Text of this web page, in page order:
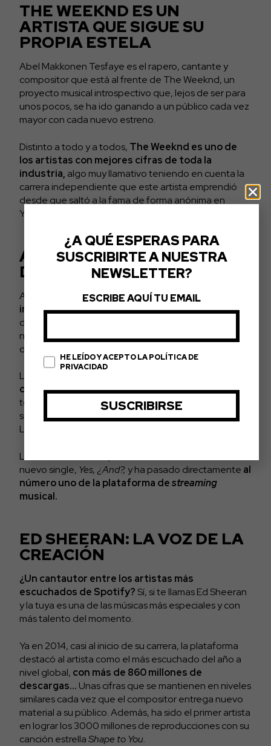
THE WEEKND ES UN
ARTISTA QUE SIGUE SU
PROPIA ESTELA
Abel Makkonen Tesfaye es el rapero, cantante y
compositor que está al frente de The Weeknd, un
proyecto musical introspectivo que, lejos de ser para
unos pocos, se ha ido ganando a un público cada vez
mayor con cada nuevo estreno.
Distinto a todo y a todos, The Weeknd es uno de
los artistas con mejores cifras de toda la
industria, algo muy llamativo teniendo en cuenta la
carrera independiente que este artista emprendió
desde que saltó a la fama de forma anónima en
YouTube con tan solo 19 años.
ARIADNA GRANDE,
DISCRETA, PERO PRESENTE
Ariadna Grande ya esuna de las estrellas
imborrables del firmamento musical:la artista ha
desarrollado una carrera constante en la que cada
nuevo tema que presenta entra con fuerza en el top
de Spotify.
La artista, nacida en 1993,
cautivando al público de todo el planetacon
temazos como
ProblemoBreak Free,así como con
sus colaboraciones con artistas como The Weeknd,
Lady Gaga o Justin Bieber.
La también actriz ha presentado recientemente su
nuevo single, Yes, ¿And?,y ha pasado directamente al
número uno de la plataforma destreaming
musical.
ED SHEERAN: LA VOZ DE LA
CREACIÓN
¿Un cantautor entre los artistas más
escuchados de Spotify? Sí, si te llamas Ed Sheeran
y la tuya es una de las músicas más especiales y con
más talento del momento.
Ya en 2014, casi al inicio de su carrera, la plataforma
destacó al artista como el más escuchado del año a
nivel global, con más de 860 millones de
descargas… Unas cifras que se mantienen en niveles
similares cada vez que el compositor entrega nuevo
material a su público. Además, ha sido el primer artista
en lograr los 3000 millones de reproducciones con su
canción estrellaShape to You.
¿A QUÉ ESPERAS PARA
SUSCRIBIRTE A NUESTRA
NEWSLETTER?
ESCRIBE AQUÍ TU EMAIL
HE LEÍDO Y ACEPTO LA POLÍTICA DE
PRIVACIDAD